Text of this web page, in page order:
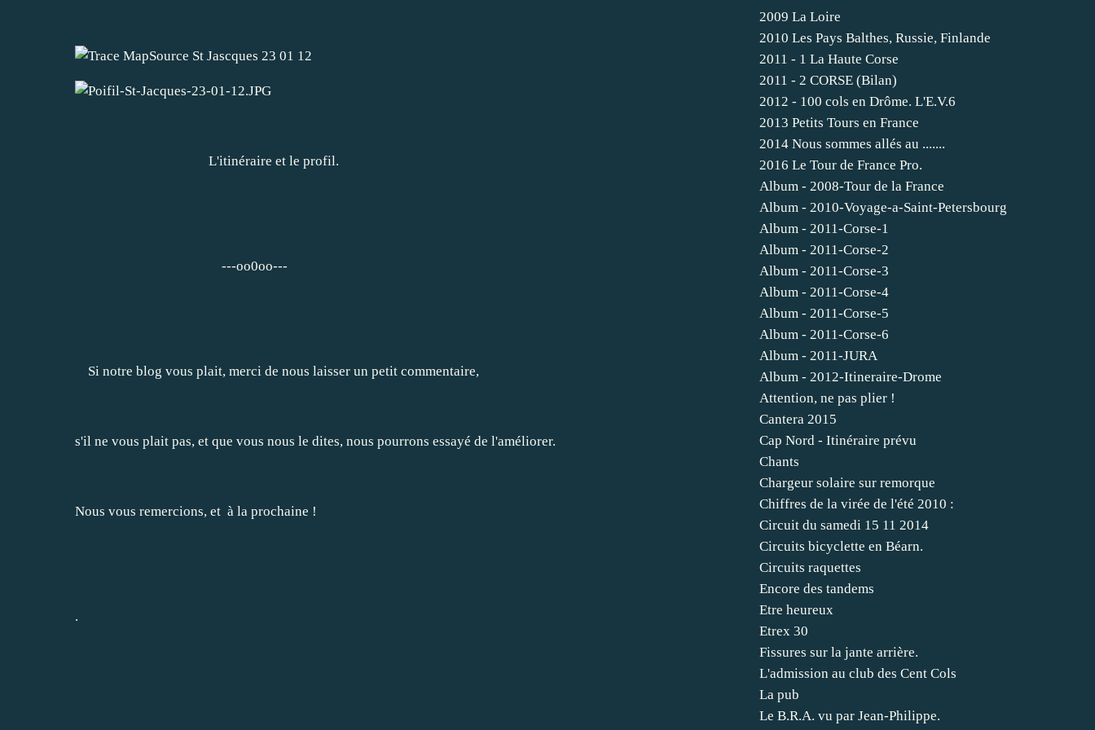
L'itinéraire et le profil.
---oo0oo---
Si notre blog vous plait, merci de nous laisser un petit commentaire,
s'il ne vous plait pas, et que vous nous le dites, nous pourrons essayé de l'améliorer.
Nous vous remercions, et à la prochaine !
.
2009 La Loire
2010 Les Pays Balthes, Russie, Finlande
2011 - 1 La Haute Corse
2011 - 2 CORSE (Bilan)
2012 - 100 cols en Drôme. L'E.V.6
2013 Petits Tours en France
2014 Nous sommes allés au .......
2016 Le Tour de France Pro.
Album - 2008-Tour de la France
Album - 2010-Voyage-a-Saint-Petersbourg
Album - 2011-Corse-1
Album - 2011-Corse-2
Album - 2011-Corse-3
Album - 2011-Corse-4
Album - 2011-Corse-5
Album - 2011-Corse-6
Album - 2011-JURA
Album - 2012-Itineraire-Drome
Attention, ne pas plier !
Cantera 2015
Cap Nord - Itinéraire prévu
Chants
Chargeur solaire sur remorque
Chiffres de la virée de l'été 2010 :
Circuit du samedi 15 11 2014
Circuits bicyclette en Béarn.
Circuits raquettes
Encore des tandems
Etre heureux
Etrex 30
Fissures sur la jante arrière.
L'admission au club des Cent Cols
La pub
Le B.R.A. vu par Jean-Philippe.